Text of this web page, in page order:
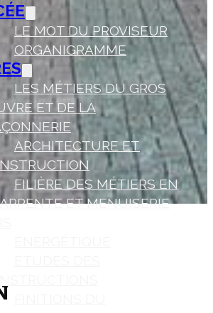
LE MOT DU PROVISEUR
ORGANIGRAMME
LES MÉTIERS DU GROS
ET DE LA
ARCHITECTURE ET
FILIÈRE DES MÉTIERS EN
ET MENUISERIE